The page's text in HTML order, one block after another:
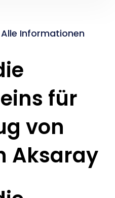
Informationen
für
von
Aksaray